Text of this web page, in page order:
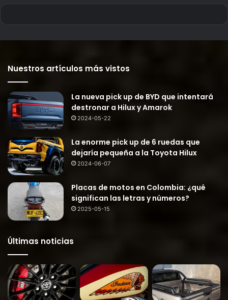
Nuestros artículos más vistos
La nueva pick up de BYD que intentará
destronar a Hilux y Amarok
2024-05-22
La enorme pick up de 6 ruedas que
dejaría pequeña a la Toyota Hilux
2024-06-07
Placas de motos en Colombia: ¿qué
significan las letras y números?
2025-05-15
Últimas noticias